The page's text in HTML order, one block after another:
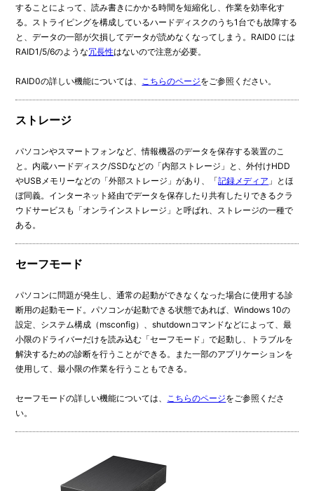
することによって、読み書きにかかる時間を短縮化し、作業を効率化す
る。ストライピングを構成しているハードディスクのうち1台でも故障する
と、データの一部が欠損してデータが読めなくなってしまう。RAID0 には
RAID1/5/6のような冗長性はないので注意が必要。
RAID0の詳しい機能については、 こちらのページをご参照ください。
ストレージ
パソコンやスマートフォンなど、情報機器のデータを保存する装置のこ
と。内蔵ハードディスク/SSDなどの「内部ストレージ」と、外付けHDD
やUSBメモリーなどの「外部ストレージ」があり、「記録メディア 」とほ
ぼ同義。インターネット経由でデータを保存したり共有したりできるクラ
ウドサービスも「オンラインストレージ」と呼ばれ、ストレージの一種で
ある。
セーフモード
パソコンに問題が発生し、通常の起動ができなくなった場合に使用する診
断用の起動モード。パソコンが起動できる状態であれば、Windows 10の
設定、システム構成（msconfig）、shutdownコマンドなどによって、最
小限のドライバーだけを読み込む「セーフモード」で起動し、トラブルを
解決するための診断を行うことができる。また一部のアプリケーションを
使用して、最小限の作業を行うこともできる。
セーフモードの詳しい機能については、 こちらのページをご参照くださ
い。